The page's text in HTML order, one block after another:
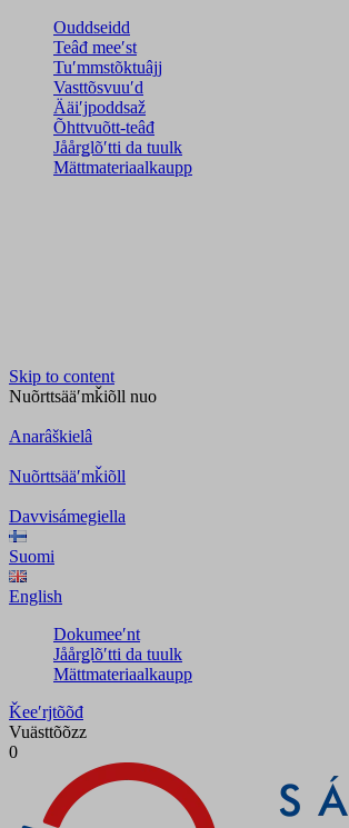
Ouddseidd
Teâđ meeʹst
Tuʹmmstõktuâjj
Vasttõsvuuʹd
Ääiʹjpoddsaž
Õhttvuõtt-teâđ
Jåårǥlõʹtti da tuulk
Mättmateriaalkaupp
Skip to content
Nuõrttsääʹmǩiõll nuo
Anarâškielâ
Nuõrttsääʹmǩiõll
Davvisámegiella
Suomi
English
Dokumeeʹnt
Jåårǥlõʹtti da tuulk
Mättmateriaalkaupp
Ǩeeʹrjtõõđ
Vuästtõõzz
0